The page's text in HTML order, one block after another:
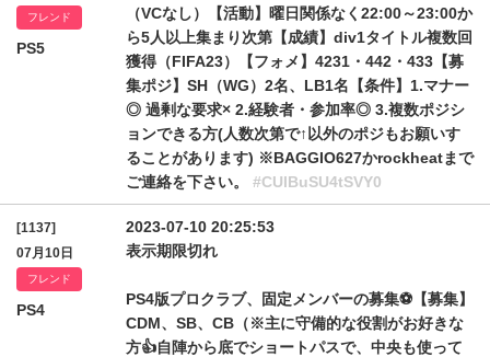
フレンド
PS5
（VCなし）【活動】曜日関係なく22:00～23:00か
ら5人以上集まり次第【成績】div1タイトル複数回
獲得（FIFA23）【フォメ】4231・442・433【募
集ポジ】SH（WG）2名、LB1名【条件】1.マナー
◎ 過剰な要求× 2.経験者・参加率◎ 3.複数ポジシ
ョンできる方(人数次第で↑以外のポジもお願いす
ることがあります) ※BAGGIO627かrockheatまで
ご連絡を下さい。 #CUlBuSU4tSVY0
[1137]
07月10日
フレンド
PS4
2023-07-10 20:25:53
表示期限切れ
PS4版プロクラブ、固定メンバーの募集⚽️【募集】
CDM、SB、CB（※主に守備的な役割がお好きな
方👍自陣から底でショートパスで、中央も使って